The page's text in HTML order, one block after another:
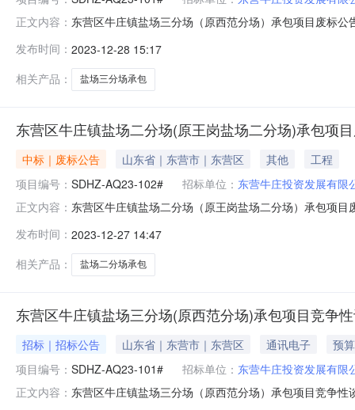
正文内容： 东营区牛庄镇盐场三分场（原西范分场）承包项目废标
分场（原西范分场）承包项目终止日期：2023年12月28
发布时间： 2023-12-28 15:17
相关产品：
盐场三分场承包
东营区牛庄镇盐场二分场(原王岗盐场二分场)承包项
中标｜废标公告 山东省｜东营市｜东营区 其他
工程
项目编号： SDHZ-AQ23-102# 招标单位： 东营牛庄投资发展有限
正文内容： 东营区牛庄镇盐场二分场（原王岗盐场二分场）承包项
东营区牛庄镇盐场二分场（原王岗盐场二分场）承包项
发布时间： 2023-12-27 14:47
相关产品：
盐场二分场承包
东营区牛庄镇盐场三分场(原西范分场)承包项目竞争
招标｜招标公告 山东省｜东营市｜东营区 通讯电子
预
项目编号： SDHZ-AQ23-101# 招标单位： 东营牛庄投资发展有限
正文内容： 东营区牛庄镇盐场三分场（原西范分场）承包项目竞争